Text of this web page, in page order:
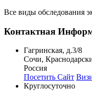
Все виды обследования
Контактная
Гагринская, д.3/8
Сочи,
Россия
Посетить Сайт
Круглосуточно